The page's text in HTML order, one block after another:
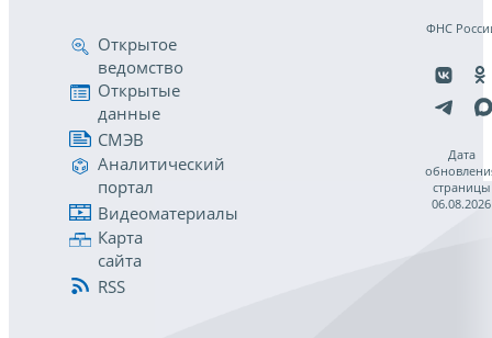
Открытое
ведомство
Открытые
данные
СМЭВ
Аналитический
портал
Видеоматериалы
Карта
сайта
RSS
ФНС
Дата
страницы
06.08.2026